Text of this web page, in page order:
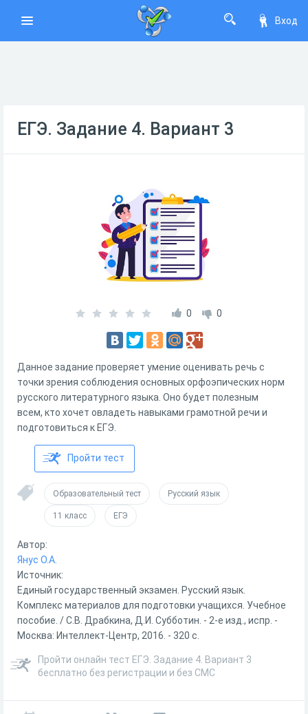
Вход
ЕГЭ. Задание 4. Вариант 3
0 0
Данное задание проверяет умение оценивать речь с
точки зрения соблюдения основных орфоэпических норм
русского литературного языка. Оно будет полезным
всем, кто хочет овладеть навыками грамотной речи и
подготовиться к ЕГЭ.
Пройти тест
Образовательный тест Русский язык
11 класс ЕГЭ
Автор:
Янус О.А.
Источник:
Единый государственный экзамен. Русский язык.
Комплекс материалов для подготовки учащихся. Учебное
пособие. / С.В. Драбкина, Д.И. Субботин. - 2-е изд., испр. -
Москва: Интеллект-Центр, 2016. - 320 с.
Пройти онлайн тест ЕГЭ. Задание 4. Вариант 3
бесплатно без регистрации и без СМС